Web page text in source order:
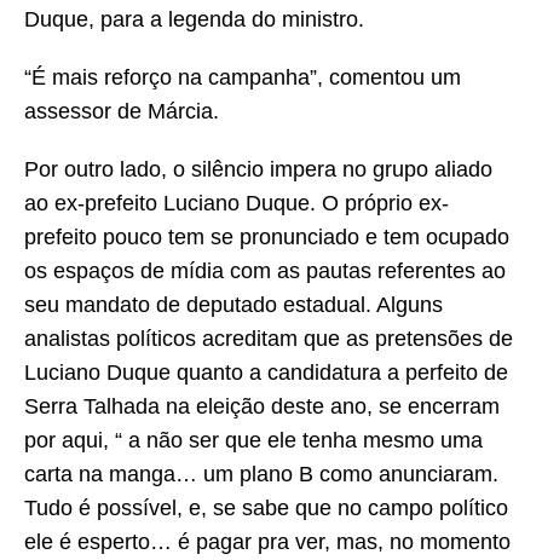
Duque, para a legenda do ministro.
“É mais reforço na campanha”, comentou um
assessor de Márcia.
Por outro lado, o silêncio impera no grupo aliado
ao ex-prefeito Luciano Duque. O próprio ex-
prefeito pouco tem se pronunciado e tem ocupado
os espaços de mídia com as pautas referentes ao
seu mandato de deputado estadual. Alguns
analistas políticos acreditam que as pretensões de
Luciano Duque quanto a candidatura a perfeito de
Serra Talhada na eleição deste ano, se encerram
por aqui, “ a não ser que ele tenha mesmo uma
carta na manga… um plano B como anunciaram.
Tudo é possível, e, se sabe que no campo político
ele é esperto… é pagar pra ver, mas, no momento